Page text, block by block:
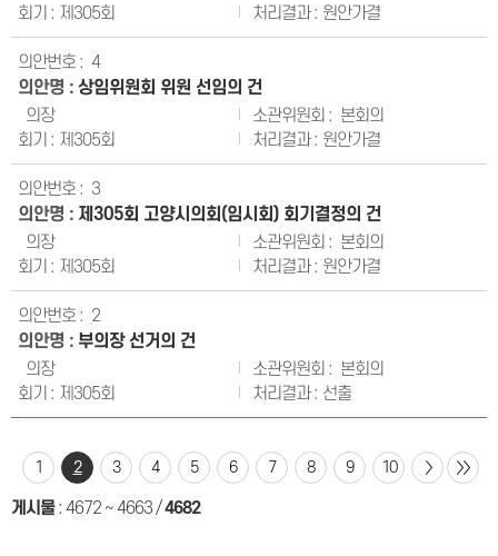
제305회
원안가결
4
상임위원회 위원 선임의 건
의장
본회의
제305회
원안가결
3
제305회 고양시의회(임시회) 회기결정의 건
의장
본회의
제305회
원안가결
2
부의장 선거의 건
의장
본회의
제305회
선출
1 2 3 4 5 6 7 8 9 10
게시물: 4672 ~ 4663/4682